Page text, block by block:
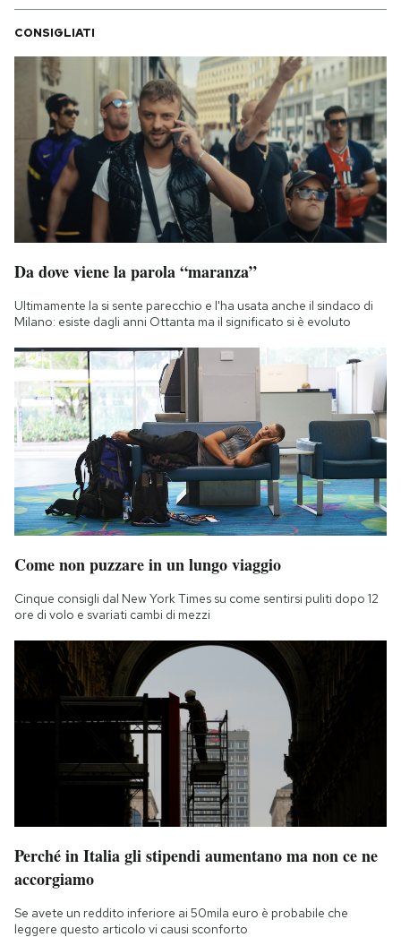
CONSIGLIATI
Da dove viene la parola “maranza”
Ultimamente la si sente parecchio e l'ha usata anche il sindaco di
Milano: esiste dagli anni Ottanta ma il significato si è evoluto
Come non puzzare in un lungo viaggio
Cinque consigli dal New York Times su come sentirsi puliti dopo 12
ore di volo e svariati cambi di mezzi
Perché in Italia gli stipendi aumentano ma non ce ne
accorgiamo
Se avete un reddito inferiore ai 50mila euro è probabile che
leggere questo articolo vi causi sconforto